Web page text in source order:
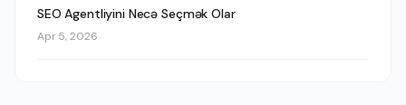
SEO Agentliyini Necə Seçmək Olar
Apr 5, 2026